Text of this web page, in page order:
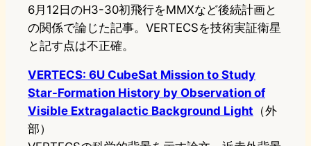
6月12日のH3-30初飛行をMMXなど後続計画と
の関係で論じた記事。VERTECSを技術実証衛星
と記す点は不正確。
VERTECS: 6U CubeSat Mission to Study
Star-Formation History by Observation of
Visible Extragalactic Background Light （外
部）